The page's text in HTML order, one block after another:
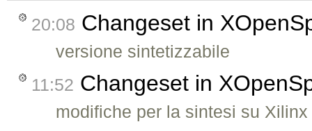
20:08 Changeset in
versione sintetizzabile
11:52 Changeset in
modifiche per la sintesi su Xilinx